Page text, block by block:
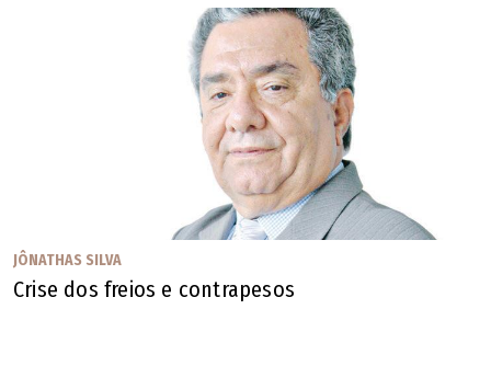
JÔNATHAS SILVA
Crise dos freios e contrapesos